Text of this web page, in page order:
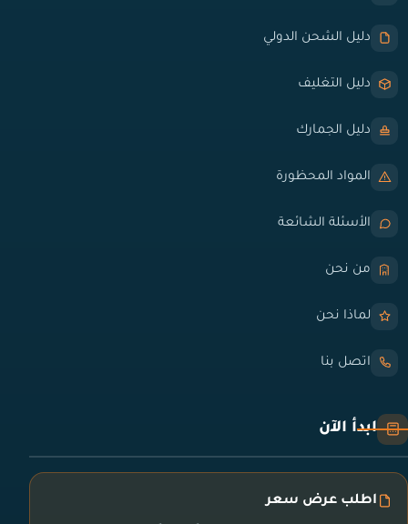
دليل الشحن الدولي
دليل التغليف
دليل الجمارك
المواد المحظورة
الأسئلة الشائعة
من نحن
لماذا نحن
اتصل بنا
ابدأ الآن
اطلب عرض سعر